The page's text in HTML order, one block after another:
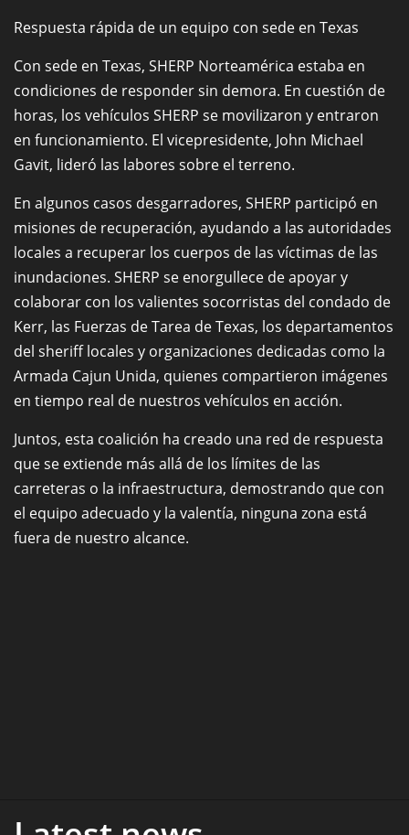
Respuesta rápida de un equipo con sede en Texas
Con sede en Texas, SHERP Norteamérica estaba en
condiciones de responder sin demora. En cuestión de
horas, los vehículos SHERP se movilizaron y entraron
en funcionamiento. El vicepresidente, John Michael
Gavit, lideró las labores sobre el terreno.
En algunos casos desgarradores, SHERP participó en
misiones de recuperación, ayudando a las autoridades
locales a recuperar los cuerpos de las víctimas de las
inundaciones. SHERP se enorgullece de apoyar y
colaborar con los valientes socorristas del condado de
Kerr, las Fuerzas de Tarea de Texas, los departamentos
del sheriff locales y organizaciones dedicadas como la
Armada Cajun Unida, quienes compartieron imágenes
en tiempo real de nuestros vehículos en acción.
Juntos, esta coalición ha creado una red de respuesta
que se extiende más allá de los límites de las
carreteras o la infraestructura, demostrando que con
el equipo adecuado y la valentía, ninguna zona está
fuera de nuestro alcance.